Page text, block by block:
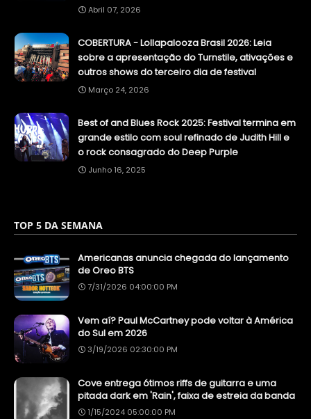
Abril 07, 2026
COBERTURA - Lollapalooza Brasil 2026: Leia
sobre a apresentação do Turnstile, ativações e
outros shows do terceiro dia de festival
Março 24, 2026
Best of and Blues Rock 2025: Festival termina em
grande estilo com soul refinado de Judith Hill e
o rock consagrado do Deep Purple
Junho 16, 2025
TOP 5 DA SEMANA
Americanas anuncia chegada do lançamento
de Oreo BTS
7/31/2026 04:00:00 PM
Vem aí? Paul McCartney pode voltar à América
do Sul em 2026
3/19/2026 02:30:00 PM
Cove entrega ótimos riffs de guitarra e uma
pitada dark em 'Rain', faixa de estreia da banda
1/15/2024 05:00:00 PM